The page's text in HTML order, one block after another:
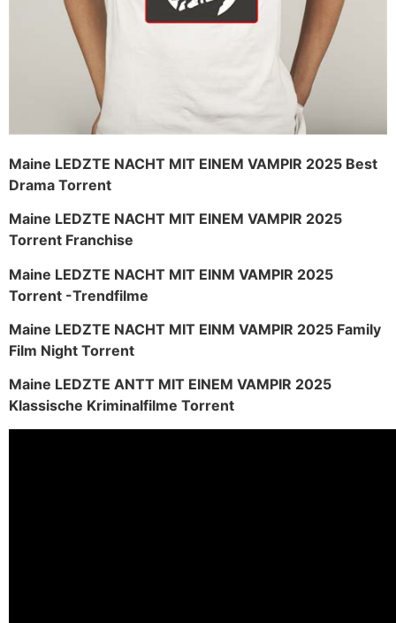
Maine LEDZTE NACHT MIT EINEM VAMPIR 2025 Best
Drama Torrent
Maine LEDZTE NACHT MIT EINEM VAMPIR 2025
Torrent Franchise
Maine LEDZTE NACHT MIT EINM VAMPIR 2025
Torrent -Trendfilme
Maine LEDZTE NACHT MIT EINM VAMPIR 2025 Family
Film Night Torrent
Maine LEDZTE ANTT MIT EINEM VAMPIR 2025
Klassische Kriminalfilme Torrent